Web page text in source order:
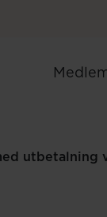
utbetalning